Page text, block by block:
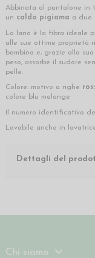
Abbinata al pantalone in
un caldo pigiama a due
La lana è la fibra ideale
alle sue ottime proprietà
bambino e, grazie alla
peso, assorbe il sudore
pelle.
Colore: motivo a righe
colore blu melange
Il numero identificativo
Lavabile anche in
Dettagli del
Chi siamo